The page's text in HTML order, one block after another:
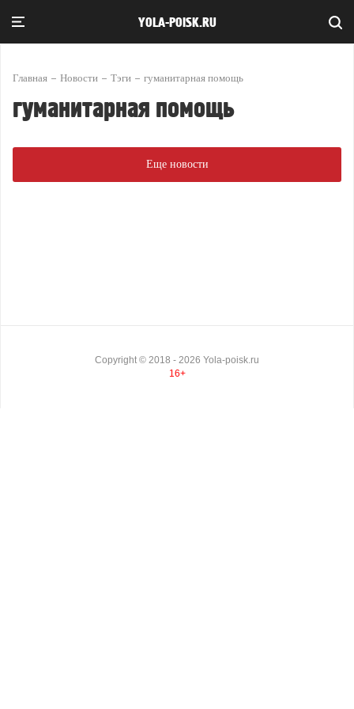
YOLA-POISK.RU
Главная Новости Тэги гуманитарная помощь
гуманитарная помощь
Еще новости
Copyright © 2018 - 2026 Yola-poisk.ru
16+